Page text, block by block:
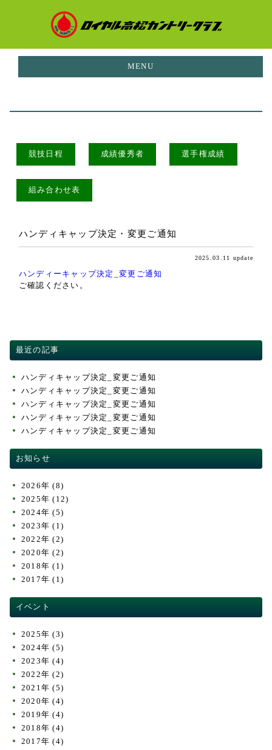
MENU
お知らせ
EVENTS
施設案内
FACILITIES
RESTAURANT
競技日程 成績優秀者 選手権成績
組み合わせ表
ハンディキャップ決定・変更ご通知
2025.03.11 update
ハンディーキャップ決定_変更ご通知
ご確認ください。
最近の記事
ハンディキャップ決定_変更ご通知
ハンディキャップ決定_変更ご通知
ハンディキャップ決定_変更ご通知
ハンディキャップ決定_変更ご通知
ハンディキャップ決定_変更ご通知
お知らせ
2026年 (8)
2025年 (12)
2024年 (5)
2023年 (1)
2022年 (2)
2020年 (2)
2018年 (1)
2017年 (1)
イベント
2025年 (3)
2024年 (5)
2023年 (4)
2022年 (2)
2021年 (5)
2020年 (4)
2019年 (4)
2018年 (4)
2017年 (4)